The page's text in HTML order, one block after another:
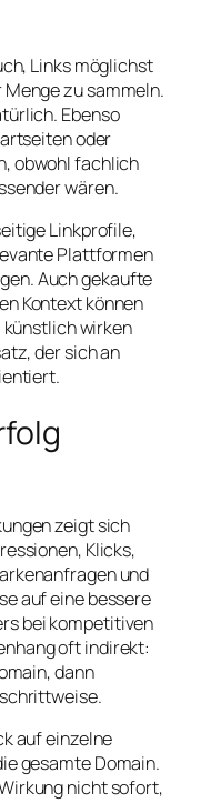
Links möglichst
zu sammeln.
Ebenso
oder
obwohl fachlich
wären.
Linkprofile,
Plattformen
Auch gekaufte
Kontext können
künstlich wirken
der sich an
zeigt sich
Klicks,
und
auf eine bessere
bei kompetitiven
oft indirekt:
dann
auf einzelne
gesamte Domain.
nicht sofort,